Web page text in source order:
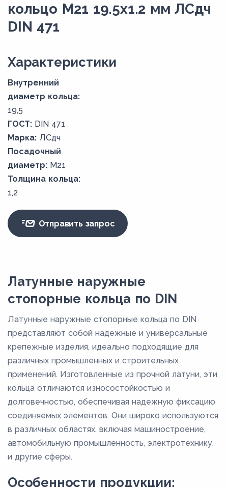
кольцо M21 19.5х1.2 мм ЛСдч
DIN 471
Xарактеристики
Внутренний
диаметр кольца:
19,5
ГОСТ: DIN 471
Марка: ЛСдч
Посадочный
диаметр: M21
Толщина кольца:
1,2
Отправить запрос
Латунные наружные
стопорные кольца по DIN
Латунные наружные стопорные кольца по DIN
представляют собой надежные и универсальные
крепежные изделия, идеально подходящие для
различных промышленных и строительных
применений. Изготовленные из прочной латуни, эти
кольца отличаются износостойкостью и
долговечностью, обеспечивая надежную фиксацию
соединяемых элементов. Они широко используются
в различных областях, включая машиностроение,
автомобильную промышленность, электротехнику,
и другие сферы.
Особенности продукции: